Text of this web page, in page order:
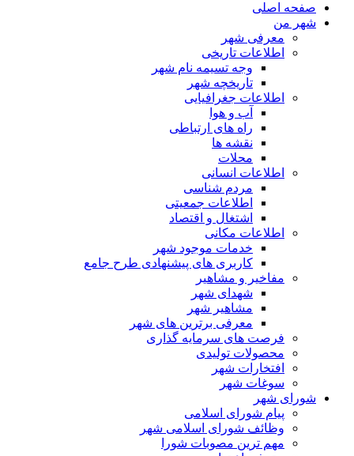
صفحه اصلی
شهر من
معرفی شهر
اطلاعات تاریخی
وجه تسیمه نام شهر
تاریخچه شهر
اطلاعات جغرافیایی
آب و هوا
راه های ارتباطی
نقشه ها
محلات
اطلاعات انسانی
مردم شناسی
اطلاعات جمعیتی
اشتغال و اقتصاد
اطلاعات مکانی
خدمات موجود شهر
کاربری های پیشنهادی طرح جامع
مفاخیر و مشاهیر
شهدای شهر
مشاهیر شهر
معرفی برترین های شهر
فرصت های سرمایه گذاری
محصولات تولیدی
افتخارات شهر
سوغات شهر
شورای شهر
پیام شورای اسلامی
وظائف شورای اسلامی شهر
مهم ترین مصوبات شورا